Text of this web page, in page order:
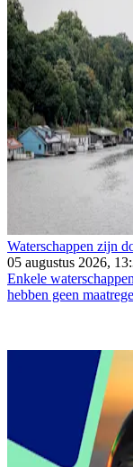
Waterschappen zijn
05 augustus 2026,
Enkele
hebben geen